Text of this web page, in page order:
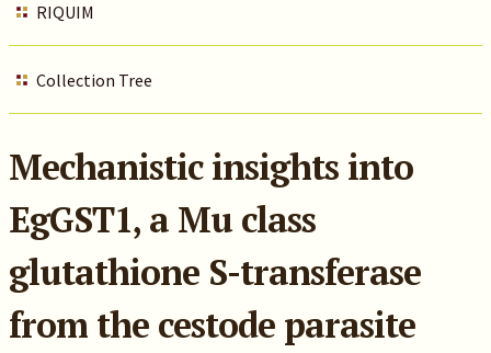
RIQUIM
Collection Tree
Mechanistic insights into
EgGST1, a Mu class
glutathione S-transferase
from the cestode parasite